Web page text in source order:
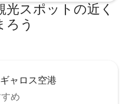
スポットの近く
ろう
ャロス空港
め